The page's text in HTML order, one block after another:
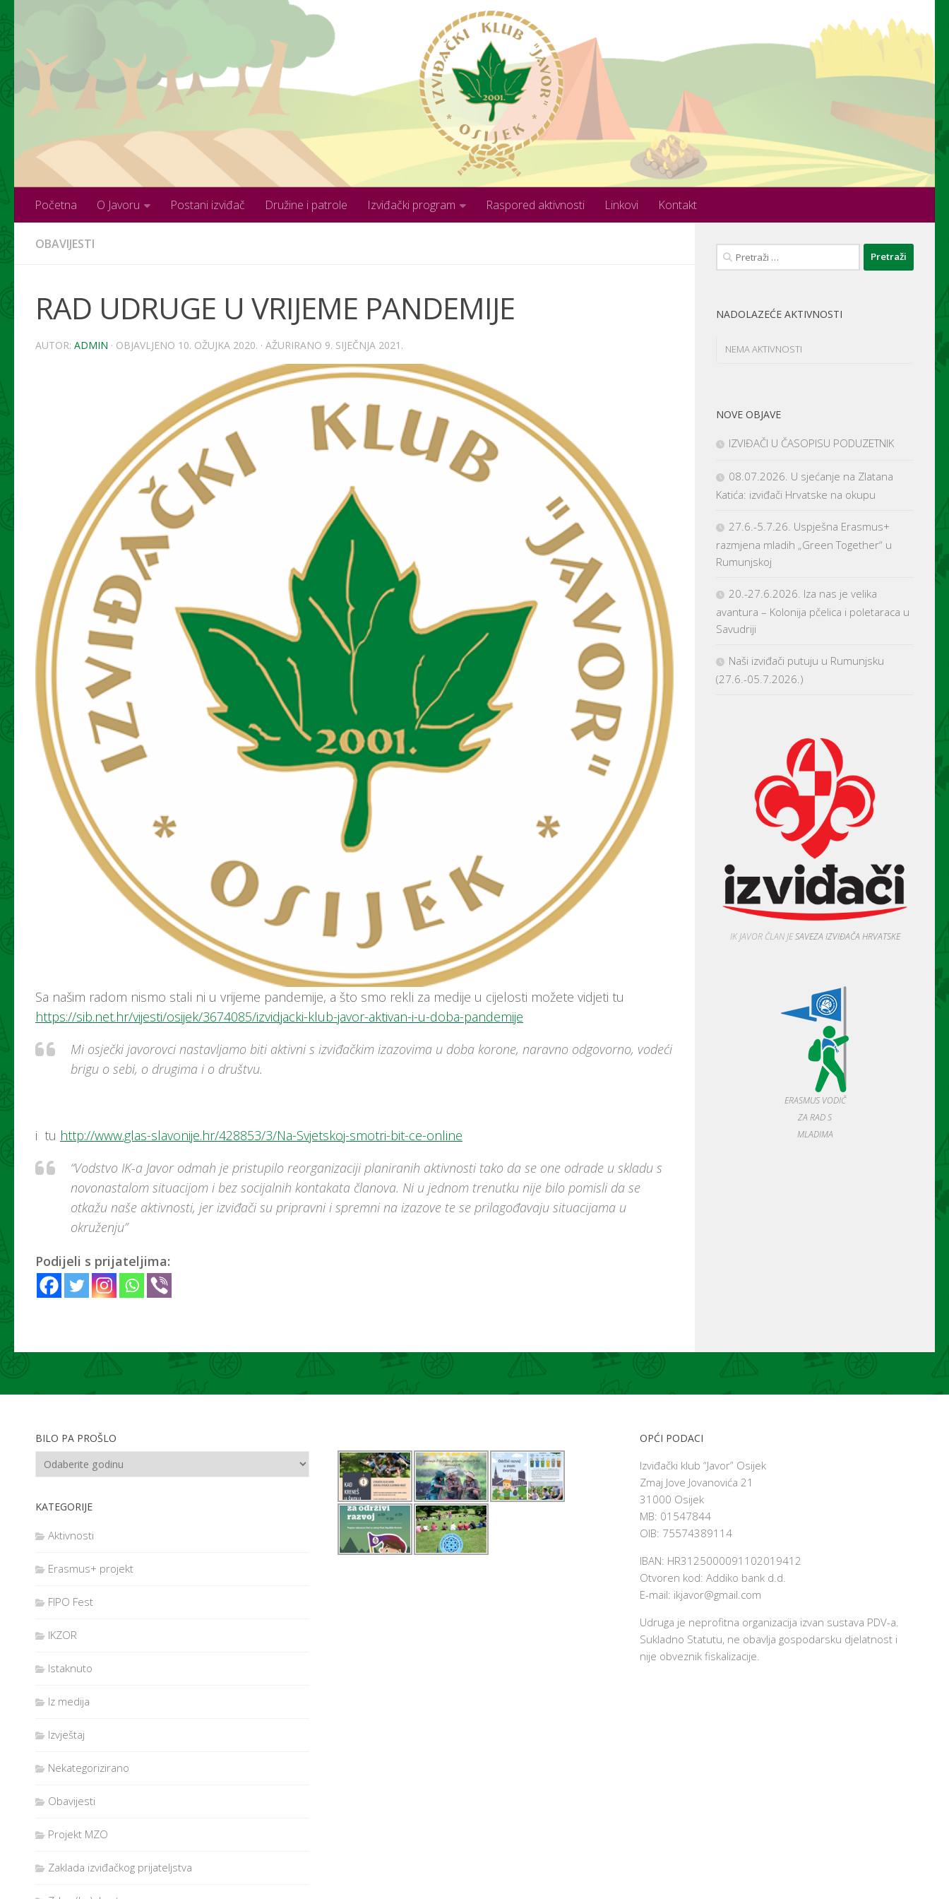
Početna O Javoru Postani izviđač Družine i patrole Izviđački program Raspored aktivnosti Linkovi Kontakt
OBAVIJESTI
RAD UDRUGE U VRIJEME PANDEMIJE
AUTOR: ADMIN · OBJAVLJENO 10. OŽUJKA 2020. · AŽURIRANO 9. SIJEČNJA 2021.
Sa našim radom nismo stali ni u vrijeme pandemije, a što smo rekli za medije u cijelosti možete vidjeti tu
https://sib.net.hr/vijesti/osijek/3674085/izvidjacki-klub-javor-aktivan-i-u-doba-pandemije
Mi osječki javorovci nastavljamo biti aktivni s izviđačkim izazovima u doba korone, naravno odgovorno, vodeći
brigu o sebi, o drugima i o društvu.
i tu http://www.glas-slavonije.hr/428853/3/Na-Svjetskoj-smotri-bit-ce-online
“Vodstvo IK-a Javor odmah je pristupilo reorganizaciji planiranih aktivnosti tako da se one odrade u skladu s
novonastalom situacijom i bez socijalnih kontakata članova. Ni u jednom trenutku nije bilo pomisli da se
otkažu naše aktivnosti, jer izviđači su pripravni i spremni na izazove te se prilagođavaju situacijama u
okruženju”
Podijeli s prijateljima:
Pretraži:
NADOLAZEĆE AKTIVNOSTI
NEMA AKTIVNOSTI
NOVE OBJAVE
IZVIĐAČI U ČASOPISU PODUZETNIK
08.07.2026. U sjećanje na Zlatana
Katića: izviđači Hrvatske na okupu
27.6.-5.7.26. Uspješna Erasmus+
razmjena mladih „Green Together“ u
Rumunjskoj
20.-27.6.2026. Iza nas je velika
avantura – Kolonija pčelica i poletaraca u
Savudriji
Naši izviđači putuju u Rumunjsku
(27.6.-05.7.2026.)
IK JAVOR ČLAN JESAVEZA IZVIĐAČA HRVATSKE
ERASMUS VODIČ
ZA RAD S
MLADIMA
BILO PA PROŠLO
KATEGORIJE
Aktivnosti
Erasmus+ projekt
FIPO Fest
IKZOR
Istaknuto
Iz medija
Izvještaj
Nekategorizirano
Obavijesti
Projekt MZO
Zaklada izviđačkog prijateljstva
OPĆI PODACI
Izviđački klub “Javor” Osijek
Zmaj Jove Jovanovića 21
31000 Osijek
MB: 01547844
OIB: 75574389114
IBAN: HR3125000091102019412
Otvoren kod: Addiko bank d.d.
E-mail: ikjavor@gmail.com
Udruga je neprofitna organizacija izvan sustava PDV-a.
Sukladno Statutu, ne obavlja gospodarsku djelatnost i
nije obveznik fiskalizacije.